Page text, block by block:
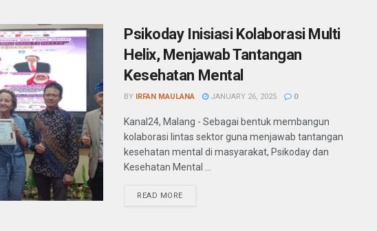
Psikoday Inisiasi Kolaborasi Multi
Helix, Menjawab Tantangan
Kesehatan Mental
BY IRFAN MAULANA JANUARY 26, 2025 0
Kanal24, Malang - Sebagai bentuk membangun
kolaborasi lintas sektor guna menjawab tantangan
kesehatan mental di masyarakat, Psikoday dan
Kesehatan Mental ...
READ MORE